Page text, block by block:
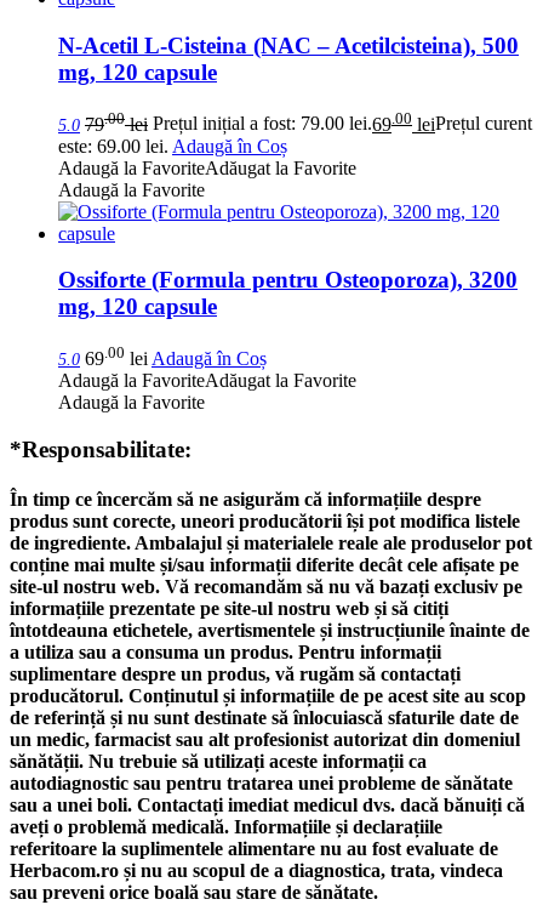
N-Acetil L-Cisteina (NAC – Acetilcisteina), 500
mg, 120 capsule
5.0 79.00 lei Prețul inițial a fost: 79.00 lei.69 .00 leiPrețul curent
este: 69.00 lei. Adaugă în Coș
Adaugă la FavoriteAdăugat la Favorite
Adaugă la Favorite
Ossiforte (Formula pentru Osteoporoza), 3200
mg, 120 capsule
5.0 69.00 lei Adaugă în Coș
Adaugă la FavoriteAdăugat la Favorite
Adaugă la Favorite
*Responsabilitate:
În timp ce încercăm să ne asigurăm că informațiile despre
produs sunt corecte, uneori producătorii își pot modifica listele
de ingrediente. Ambalajul și materialele reale ale produselor pot
conține mai multe și/sau informații diferite decât cele afișate pe
site-ul nostru web. Vă recomandăm să nu vă bazați exclusiv pe
informațiile prezentate pe site-ul nostru web și să citiți
întotdeauna etichetele, avertismentele și instrucțiunile înainte de
a utiliza sau a consuma un produs. Pentru informații
suplimentare despre un produs, vă rugăm să contactați
producătorul. Conținutul și informațiile de pe acest site au scop
de referință și nu sunt destinate să înlocuiască sfaturile date de
un medic, farmacist sau alt profesionist autorizat din domeniul
sănătății. Nu trebuie să utilizați aceste informații ca
autodiagnostic sau pentru tratarea unei probleme de sănătate
sau a unei boli. Contactați imediat medicul dvs. dacă bănuiți că
aveți o problemă medicală. Informațiile și declarațiile
referitoare la suplimentele alimentare nu au fost evaluate de
Herbacom.ro și nu au scopul de a diagnostica, trata, vindeca
sau preveni orice boală sau stare de sănătate.